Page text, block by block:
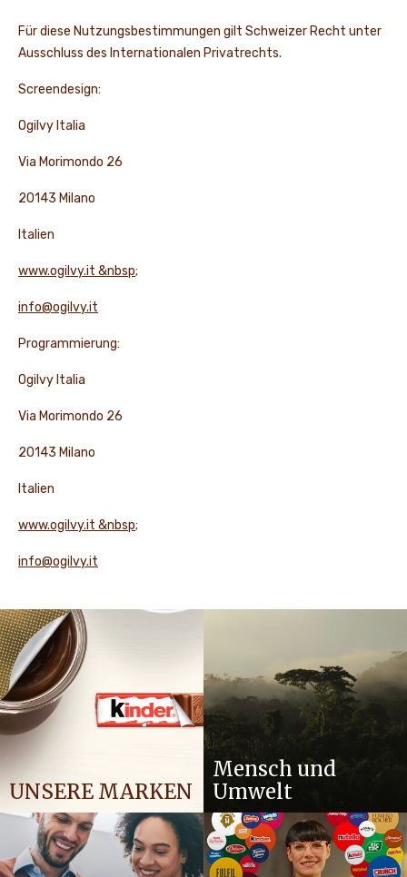
Für diese Nutzungsbestimmungen gilt Schweizer Recht unter
Ausschluss des Internationalen Privatrechts.
Screendesign:
Ogilvy Italia
Via Morimondo 26
20143 Milano
Italien
www.ogilvy.it &nbsp;
info@ogilvy.it
Programmierung:
Ogilvy Italia
Via Morimondo 26
20143 Milano
Italien
www.ogilvy.it &nbsp;
info@ogilvy.it
UNSERE MARKEN
Mensch und
Umwelt